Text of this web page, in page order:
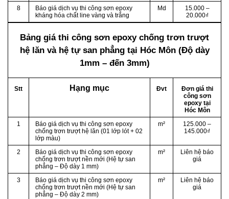
8
Báo giá dịch vụ thi công sơn epoxy
kháng hóa chất line vàng và trắng
Md
15.000 –
20.000₫
Bảng giá thi công sơn epoxy chống trơn trượt
hệ lăn và hệ tự san phẳngtại Hóc Môn (Độ dày
1mm – đến 3mm)
Stt Hạng mục Đvt
Đơn giá thi
công sơn
epoxy tại
Hóc Môn
1
Báo giá dịch vụ thi công sơn epoxy
chống trơn trượt hệ lăn (01 lớp lót + 02
lớp màu)
m²
125.000 –
145.000₫
2
Báo giá dịch vụ thi công sơn epoxy
chống trơn trượt nền mới (Hệ tự san
phẳng – Độ dày 1 mm)
m²
Liên hệ báo
giá
3
Báo giá dịch vụ thi công sơn epoxy
chống trơn trượt nền mới (Hệ tự san
phẳng – Độ dày 2 mm)
m²
Liên hệ báo
giá